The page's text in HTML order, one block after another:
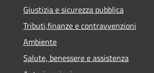
Giustizia e sicurezza pubblica
Tributi,finanze e contravvenzioni
Ambiente
Salute, benessere e assistenza